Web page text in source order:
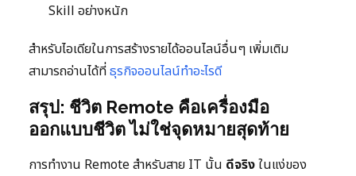
Skill อย่างหนัก
สำหรับไอเดียในการสร้างรายได้ออนไลน์อื่นๆ เพิ่มเติม
สามารถอ่านได้ที่ธุรกิจออนไลน์ทำอะไรดี
สรุป: ชีวิต Remote คือเครื่องมือ
ออกแบบชีวิต ไม่ใช่จุดหมายสุดท้าย
การทำงาน Remote สำหรับสาย IT นั้น ดีจริงในแง่ของ